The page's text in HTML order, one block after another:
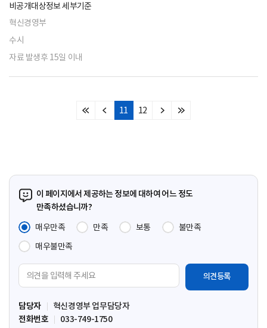
비공개대상정보 세부기준
혁신경영부
수시
자료 발생후 15일 이내
처
이
11 12
다
마
이 페이지에서 제공하는 정보에 대하여 어느 정도
만족하셨습니까?
매우만족
만족 보통
불만족
매우불만족
견
입
력
담당자
혁신경영부 업무담당자
전화번호
033-749-1750